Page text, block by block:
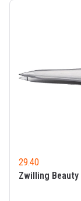
29.40
Zwilling Beauty